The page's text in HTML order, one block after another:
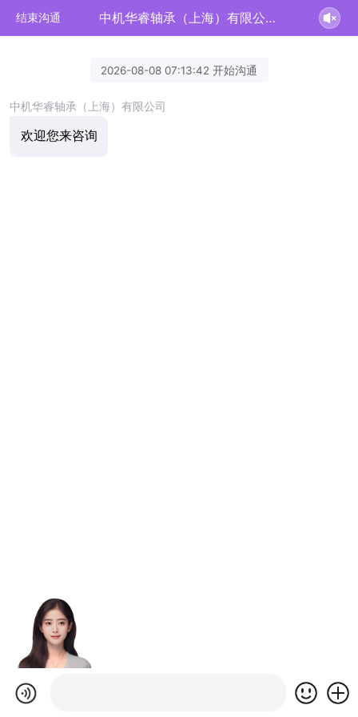
结束沟通 中机华睿轴承（上海）有限公司正在为您服务
2026-08-08 07:13:42 开始沟通
中机华睿轴承（上海）有限公司
欢迎您来咨询